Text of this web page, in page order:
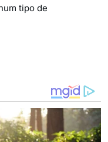
tipo de